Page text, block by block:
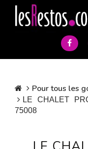
Pour tous les
LE CHALET
75008